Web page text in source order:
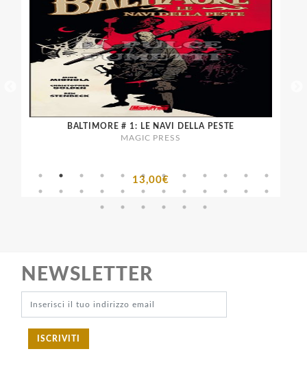
BALTIMORE # 1: LE NAVI DELLA PESTE
MAGIC PRESS
13,00€
NEWSLETTER
ISCRIVITI